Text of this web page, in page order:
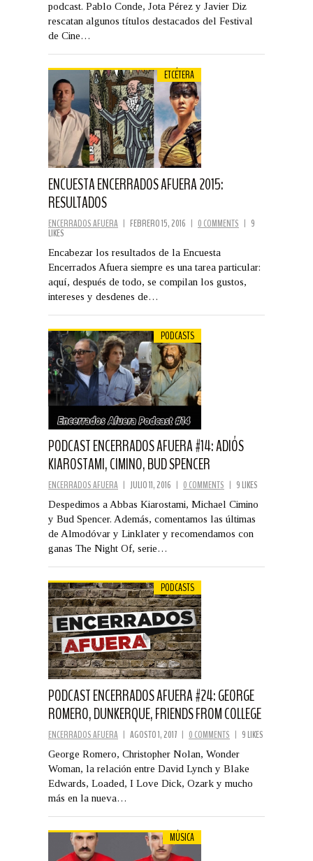
podcast. Pablo Conde, Jota Pérez y Javier Diz
rescatan algunos títulos destacados del Festival
de Cine…
ETCÉTERA
ENCUESTA ENCERRADOS AFUERA 2015:
RESULTADOS
ENCERRADOS AFUERA | FEBRERO 15, 2016 | 0 COMMENTS | 9
LIKES
Encabezar los resultados de la Encuesta
Encerrados Afuera siempre es una tarea particular:
aquí, después de todo, se compilan los gustos,
intereses y desdenes de…
PODCASTS
PODCAST ENCERRADOS AFUERA #14: ADIÓS
KIAROSTAMI, CIMINO, BUD SPENCER
ENCERRADOS AFUERA | JULIO 11, 2016 | 0 COMMENTS | 9 LIKES
Despedimos a Abbas Kiarostami, Michael Cimino
y Bud Spencer. Además, comentamos las últimas
de Almodóvar y Linklater y recomendamos con
ganas The Night Of, serie…
PODCASTS
PODCAST ENCERRADOS AFUERA #24: GEORGE
ROMERO, DUNKERQUE, FRIENDS FROM COLLEGE
ENCERRADOS AFUERA | AGOSTO 1, 2017 | 0 COMMENTS | 9 LIKES
George Romero, Christopher Nolan, Wonder
Woman, la relación entre David Lynch y Blake
Edwards, Loaded, I Love Dick, Ozark y mucho
más en la nueva…
MÚSICA